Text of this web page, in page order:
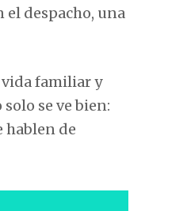
el despacho, una
vida familiar y
se ve bien:
hablen de